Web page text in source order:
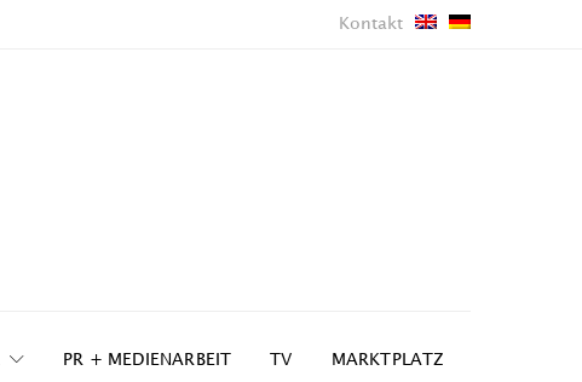
Kontakt
PR + MEDIENARBEIT TV MARKTPLATZ